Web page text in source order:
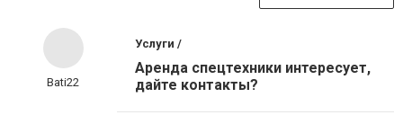
Bati22
Услуги /
Аренда спецтехники интересует,
дайте контакты?